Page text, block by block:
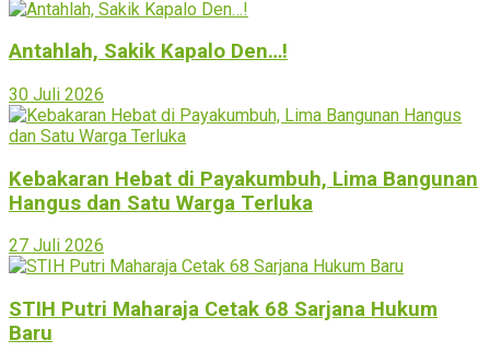
Antahlah, Sakik Kapalo Den…!
30 Juli 2026
Kebakaran Hebat di Payakumbuh, Lima Bangunan
Hangus dan Satu Warga Terluka
27 Juli 2026
STIH Putri Maharaja Cetak 68 Sarjana Hukum
Baru